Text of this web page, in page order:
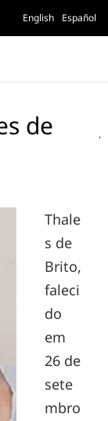
English Español
de
Thale
s de
Brito,
faleci
do
em
26 de
sete
mbro